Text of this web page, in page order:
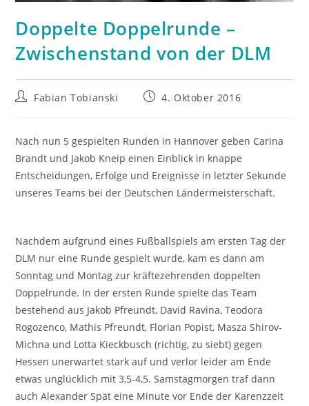
Doppelte Doppelrunde –
Zwischenstand von der DLM
Beitrags-
Fabian Tobianski
Beitrag4. Oktober 2016
Nach nun 5 gespielten Runden in Hannover geben Carina
Brandt und Jakob Kneip einen Einblick in knappe
Entscheidungen, Erfolge und Ereignisse in letzter Sekunde
unseres Teams bei der Deutschen Ländermeisterschaft.
Nachdem aufgrund eines Fußballspiels am ersten Tag der
DLM nur eine Runde gespielt wurde, kam es dann am
Sonntag und Montag zur kräftezehrenden doppelten
Doppelrunde. In der ersten Runde spielte das Team
bestehend aus Jakob Pfreundt, David Ravina, Teodora
Rogozenco, Mathis Pfreundt, Florian Popist, Masza Shirov-
Michna und Lotta Kieckbusch (richtig, zu siebt) gegen
Hessen unerwartet stark auf und verlor leider am Ende
etwas unglücklich mit 3,5-4,5. Samstagmorgen traf dann
auch Alexander Spät eine Minute vor Ende der Karenzzeit